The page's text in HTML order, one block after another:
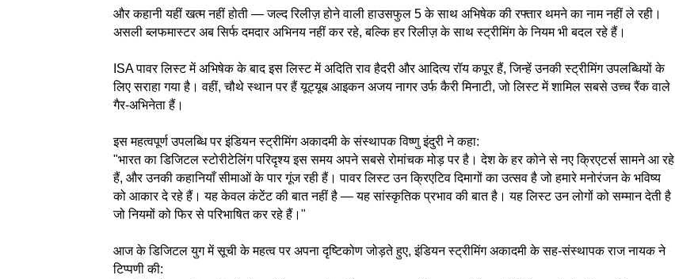
और कहानी यहीं खत्म नहीं होती — जल्द रिलीज़ होने वाली हाउसफुल 5 के साथ अभिषेक की रफ्तार थमने का नाम नहीं ले रही।
असली ब्लफमास्टर अब सिर्फ दमदार अभिनय नहीं कर रहे, बल्कि हर रिलीज़ के साथ स्ट्रीमिंग के नियम भी बदल रहे हैं।
ISA पावर लिस्ट में अभिषेक के बाद इस लिस्ट में अदिति राव हैदरी और आदित्य रॉय कपूर हैं, जिन्हें उनकी स्ट्रीमिंग उपलब्धियों के
लिए सराहा गया है। वहीं, चौथे स्थान पर हैं यूट्यूब आइकन अजय नागर उर्फ कैरी मिनाटी, जो लिस्ट में शामिल सबसे उच्च रैंक वाले
गैर-अभिनेता हैं।
इस महत्वपूर्ण उपलब्धि पर इंडियन स्ट्रीमिंग अकादमी के संस्थापक विष्णु इंदुरी ने कहा:
"भारत का डिजिटल स्टोरीटेलिंग परिदृश्य इस समय अपने सबसे रोमांचक मोड़ पर है। देश के हर कोने से नए क्रिएटर्स सामने आ रहे
हैं, और उनकी कहानियाँ सीमाओं के पार गूंज रही हैं। पावर लिस्ट उन क्रिएटिव दिमागों का उत्सव है जो हमारे मनोरंजन के भविष्य
को आकार दे रहे हैं। यह केवल कंटेंट की बात नहीं है — यह सांस्कृतिक प्रभाव की बात है। यह लिस्ट उन लोगों को सम्मान देती है
जो नियमों को फिर से परिभाषित कर रहे हैं।"
आज के डिजिटल युग में सूची के महत्व पर अपना दृष्टिकोण जोड़ते हुए, इंडियन स्ट्रीमिंग अकादमी के सह-संस्थापक राज नायक ने
टिप्पणी की: